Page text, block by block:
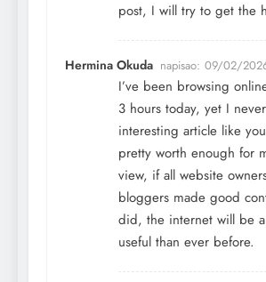
post, I will try to get the
Hermina Okuda napisao: 09/02/
I’ve been browsing
3 hours today, yet I
interesting article like
pretty worth enough for
view, if all website
bloggers made good
did, the internet will be
useful than ever before.